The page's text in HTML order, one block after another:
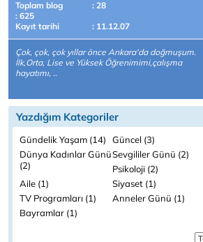
Toplam blog
: 28
: 625
Kayıt tarihi
: 11.12.07
Çok, çok, çok yıllar önce Ankara'da doğmuşum.
İlk,Orta, Lise ve Yüksek Öğrenimimi,çalışma
hayatımı, ..
Yazdığım Kategoriler
Gündelik Yaşam (14)
Güncel (3)
Dünya Kadınlar Günü
(2)
Sevgililer Günü (2)
Psikoloji (2)
Aile (1)
Siyaset (1)
TV Programları (1)
Anneler Günü (1)
Bayramlar (1)